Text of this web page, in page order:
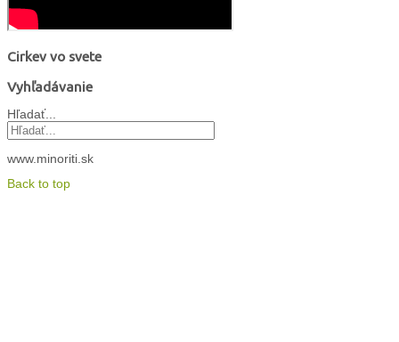
Cirkev vo svete
Vyhľadávanie
Hľadať...
www.minoriti.sk
Back to top